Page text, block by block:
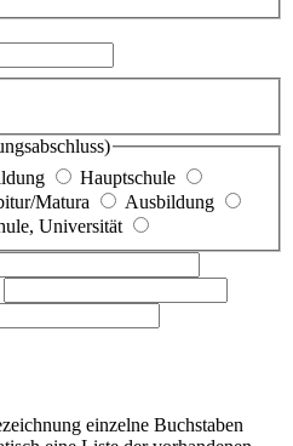
Hauptschule
Matura
Ausbildung
Universität
einzelne Buchstaben